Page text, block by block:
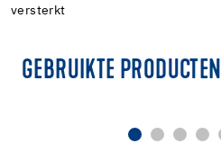
versterkt
GEBRUIKTE PRODUCTEN